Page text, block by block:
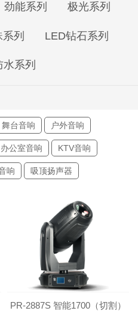
劲能系列 极光系列
列 LED钻石系列
水系列
舞台音响 户外音响
办公室音响 KTV音响
响 吸顶扬声器
PR-2887S 智能1700（切割）